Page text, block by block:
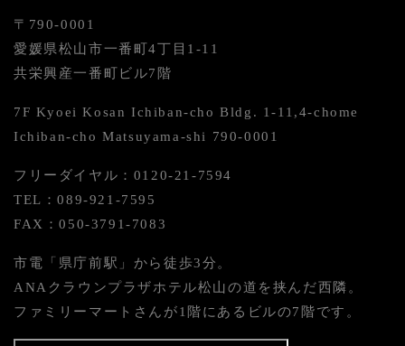
〒790-0001
愛媛県松山市一番町4丁目1-11
共栄興産一番町ビル7階
7F Kyoei Kosan Ichiban-cho Bldg. 1-11,4-chome
Ichiban-cho Matsuyama-shi 790-0001
フリーダイヤル：0120-21-7594
TEL：089-921-7595
FAX：050-3791-7083
市電「県庁前駅」から徒歩3分。
ANAクラウンプラザホテル松山の道を挟んだ西隣。
ファミリーマートさんが1階にあるビルの7階です。